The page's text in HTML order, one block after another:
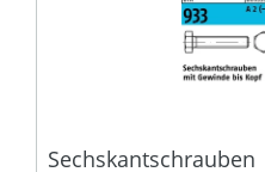
Sechskantschrauben